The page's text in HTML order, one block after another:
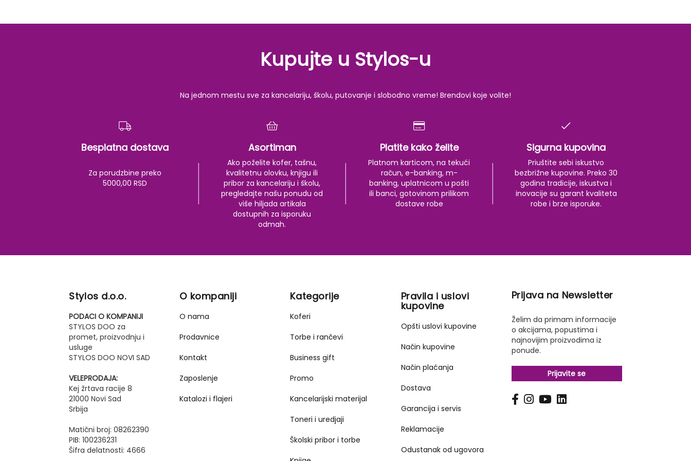
Kupujte u Stylos-u
Na jednom mestu sve za kancelariju, školu, putovanje i slobodno vreme! Brendovi koje volite!
Besplatna dostava
Za porudzbine preko
5000,00 RSD
Asortiman
Ako poželite kofer, tašnu,
kvalitetnu olovku, knjigu ili
pribor za kancelariju i školu,
pregledajte našu ponudu od
više hiljada artikala
dostupnih za isporuku
odmah.
Platite kako želite
Platnom karticom, na tekući
račun, e-banking, m-
banking, uplatnicom u pošti
ili banci, gotovinom prilikom
dostave robe
Sigurna kupovina
Priuštite sebi iskustvo
bezbrižne kupovine. Preko 30
godina tradicije, iskustva i
inovacije su garant kvaliteta
robe i brze isporuke.
Stylos d.o.o.
PODACI O KOMPANIJI
STYLOS DOO za
promet, proizvodnju i
usluge
STYLOS DOO NOVI SAD
VELEPRODAJA:
Kej žrtava racije 8
21000 Novi Sad
Srbija
Matični broj: 08262390
PIB: 100236231
Šifra delatnosti: 4666
O kompaniji
O nama
Prodavnice
Kontakt
Zaposlenje
Katalozi i flajeri
Kategorije
Koferi
Torbe i rančevi
Business gift
Promo
Kancelarijski materijal
Toneri i uredjaji
Školski pribor i torbe
Pravila i uslovi
kupovine
Opšti uslovi kupovine
Način kupovine
Način plaćanja
Dostava
Garancija i servis
Reklamacije
Odustanak od ugovora
Prijava na Newsletter
Želim da primam informacije
o akcijama, popustima i
najnovijim proizvodima iz
ponude.
Prijavite se